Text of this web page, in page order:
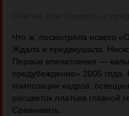
Что ж, посмотрела нового
Ждала и предвкушала.
Первые впечатления —
предубеждение» 2005 года.
композиции кадров,
расцветок платьев главной
Сравнивать...